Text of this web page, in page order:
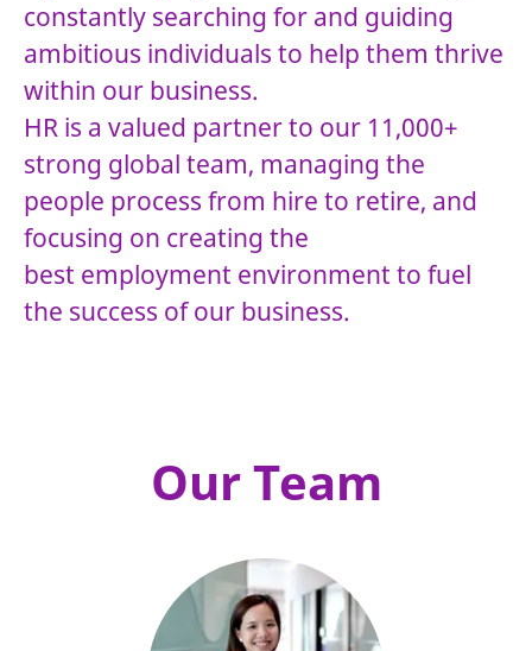
constantly searching for and guiding
ambitious individuals to help them thrive
within our business.
HR is a valued partner to our 11,000+
strong global team, managing the
people process from hire to retire, and
focusing on creating the
best employment environment to fuel
the success of our business.
Our Team